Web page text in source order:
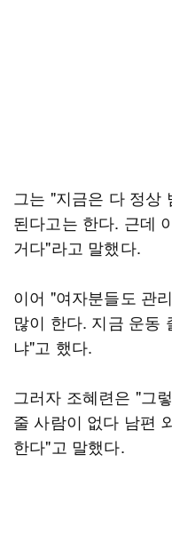
그는 "지금은 다 정상
된다고는 한다. 근데
거다"라고 말했다.
이어 "여자분들도 관
많이 한다. 지금 운동
냐"고 했다.
그러자 조혜련은 "그
줄 사람이 없다 남편
한다"고 말했다.